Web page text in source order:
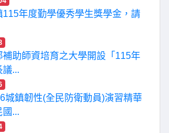
115年度勤學優秀學生獎學金，請
補助師資培育之大學開設「115年
...
城鎮韌性(全民防衛動員)演習精華
國...